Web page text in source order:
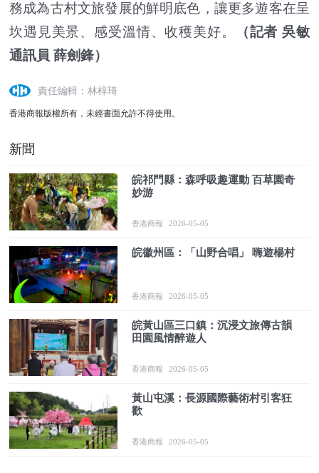
務成為古村文旅發展的鮮明底色，讓更多遊客在呈
坎遇見美景、感受溫情、收穫美好。
（記者 吳敏
通訊員 薛劍鋒）
責任編輯：林梓琦
香港商報版權所有，未經書面允許不得使用。
新聞
皖祁門縣：森呼吸趣運動 百草園奇
妙游
香港商報 2026-05-05
皖徽州區：「山野合唱」 嗨遊楊村
香港商報 2026-05-05
皖黃山區三口鎮：沉浸文旅傳古韻
田園風情醉遊人
香港商報 2026-05-05
黃山屯溪：長源國際藝術村引客狂
歡
香港商報 2026-05-05